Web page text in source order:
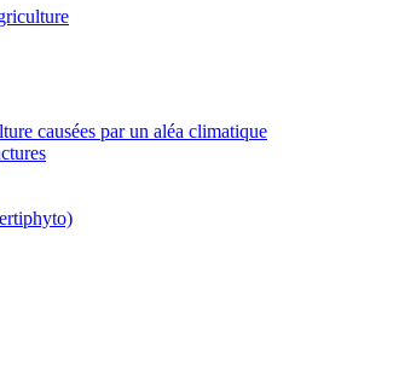
causées par un aléa climatique